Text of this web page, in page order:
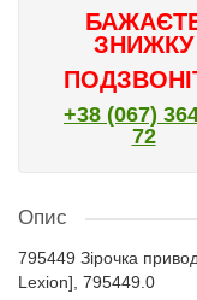
ЗНИЖКУ
+38 (067)
72
Опис
795449 Зірочка
Lexion], 795449.0